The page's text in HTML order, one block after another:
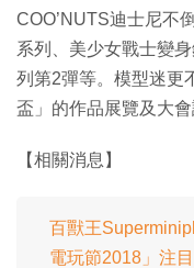
COO’NUTS迪士尼不
系列、美少女戰士變
列第2彈等。模型迷更
盃」的作品展覽及大
【相關消息】
百獸王
電玩節2018」注